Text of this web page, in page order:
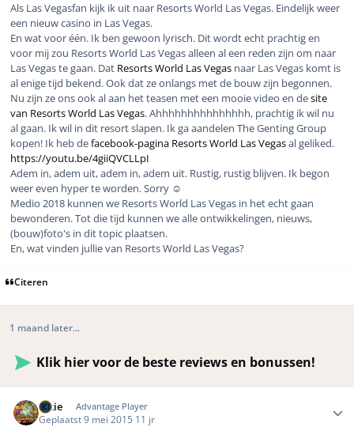
Als Las Vegasfan kijk ik uit naar Resorts World Las Vegas. Eindelijk weer
een nieuw casino in Las Vegas.
En wat voor één. Ik ben gewoon lyrisch. Dit wordt echt prachtig en
voor mij zou Resorts World Las Vegas alleen al een reden zijn om naar
Las Vegas te gaan. Dat Resorts World Las Vegas naar Las Vegas komt is
al enige tijd bekend. Ook dat ze onlangs met de bouw zijn begonnen.
Nu zijn ze ons ook al aan het teasen met een mooie video en desite
van Resorts World Las Vegas. Ahhhhhhhhhhhhhhh, prachtig ik wil nu
al gaan. Ik wil in dit resort slapen. Ik ga aandelen The Genting Group
kopen! Ik heb defacebook-pagina Resorts World Las Vegasal geliked.
https://youtu.be/4giiQVCLLpI
Adem in, adem uit, adem in, adem uit. Rustig, rustig blijven. Ik begon
weer even hyper te worden. Sorry ☺️
Medio 2018 kunnen we Resorts World Las Vegas in het echt gaan
bewonderen. Tot die tijd kunnen we alle ontwikkelingen, nieuws,
(bouw)foto's in dit topic plaatsen.
En, wat vinden jullie van Resorts World Las Vegas?
Citeren
1 maand later...
Klik hier voor de beste reviews en bonussen!
nikie Advantage Player
Geplaatst9 mei 2015 11 jr